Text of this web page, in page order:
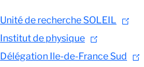
Unité de recherche SOLEIL
Institut de physique
Délégation Ile-de-France Sud